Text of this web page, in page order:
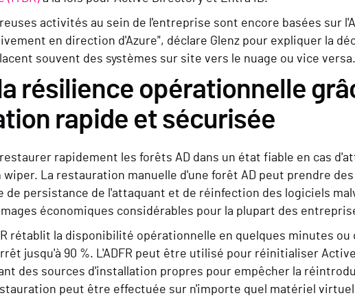
activités au sein de l'entreprise sont encore basées sur
en direction d'Azure", déclare Glenz pour expliquer la
souvent des systèmes sur site vers le nuage ou vice versa.
résilience opérationnelle
rapide et sécurisée
restaurer rapidement les forêts AD dans un état fiable en cas
wiper. La restauration manuelle d'une forêt AD peut prendre
de persistance de l'attaquant et de réinfection des logiciels
économiques considérables pour la plupart des
rétablit la disponibilité opérationnelle en quelques minutes
jusqu'à 90 %. L'ADFR peut être utilisé pour réinitialiser
des sources d'installation propres pour empêcher la
peut être effectuée sur n'importe quel matériel